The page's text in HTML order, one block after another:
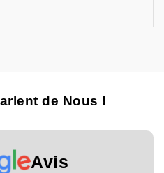
de Nous !
Avis